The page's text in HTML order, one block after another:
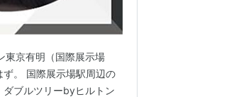
東京有明（国際展示場
。 国際展示場駅周辺の
ブルツリーbyヒルトン